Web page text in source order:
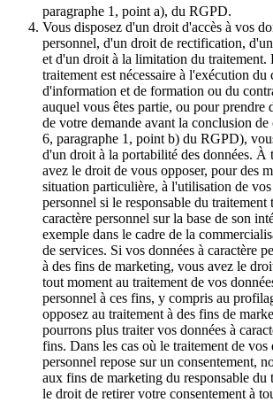
paragraphe 1, point a), du RGPD.
Vous disposez d'un droit d'accès à vos
personnel, d'un droit de rectification,
et d'un droit à la limitation du traitement.
traitement est nécessaire à l'exécution du
d'information et de formation ou du
auquel vous êtes partie, ou pour prendre
de votre demande avant la conclusion de
6, paragraphe 1, point b) du RGPD),
d'un droit à la portabilité des données. À
avez le droit de vous opposer, pour des
situation particulière, à l'utilisation de vos
personnel si le responsable du traitement
caractère personnel sur la base de son
exemple dans le cadre de la
de services. Si vos données à caractère
à des fins de marketing, vous avez le
tout moment au traitement de vos
personnel à ces fins, y compris au
opposez au traitement à des fins de
pourrons plus traiter vos données à
fins. Dans les cas où le traitement de vos
personnel repose sur un consentement,
aux fins de marketing du responsable du
le droit de retirer votre consentement à